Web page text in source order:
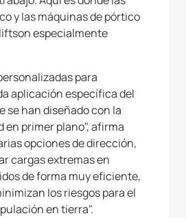
y las máquinas de pórtico
especialmente
para
aplicación específica del
se han diseñado con la
en primer plano", afirma
opciones de dirección,
cargas extremas en
de forma muy eficiente,
los riesgos para el
en tierra".